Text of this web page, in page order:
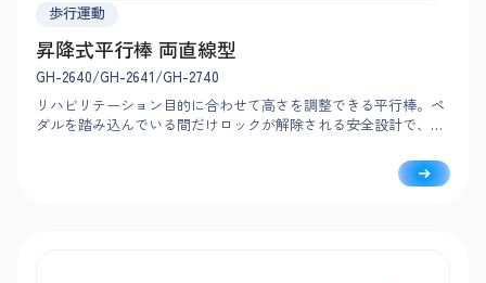
歩行運動
昇降式平行棒 両直線型
GH-2640/GH-2641/GH-2740
リハビリテーション目的に合わせて高さを調整できる平行棒。ペ
ダルを踏み込んでいる間だけロックが解除される安全設計で、負